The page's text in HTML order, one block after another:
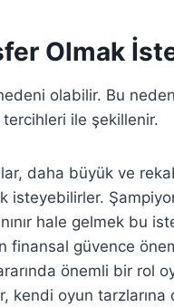
Olmak
olabilir. Bu
ile şekillenir.
daha büyük ve
isteyebilirler.
hale gelmek bu
finansal güvence
önemli bir rol
kendi oyun